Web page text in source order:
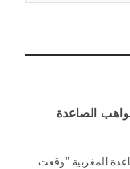
الصاعدة
المغربية "وقعت